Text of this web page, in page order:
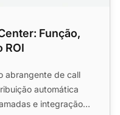
Função,
ROI
abrangente de call
automática
e integração